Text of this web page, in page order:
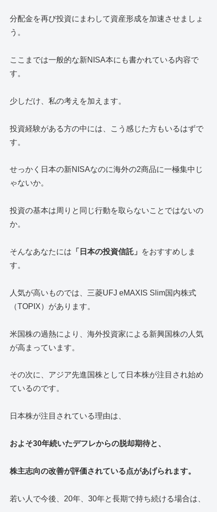
分配金を再び投資にまわして資産形成を加速させましょ
う。
ここまでは一般的な新NISA本にも書かれている内容で
す。
少しだけ、私の考えを加えます。
投資経験がある方の中には、こう感じた方もいるはずで
す。
せっかく日本の新NISAなのに海外の2商品に一極集中じ
ゃないか。
投資の基本は周りと同じ行動を取らないことではないの
か。
そんなあなたには 「日本の投資信託」
をおすすめしま
す。
人気が高いものでは、三菱UFJ eMAXIS Slim国内株式
（TOPIX）があります。
米国株の過熱により、海外投資家による新興国株の人気
が高まっています。
その次に、アジア先進国株として日本株が注目され始め
ているのです。
日本株が注目されている理由は、
およそ30年続いたデフレからの脱却期待と、
株主志向の改善が評価されている点があげられます。
若い人で今後、20年、30年と長期で持ち続ける場合は、